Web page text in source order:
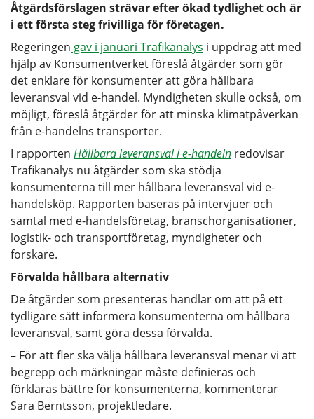
Åtgärdsförslagen strävar efter ökad tydlighet och är
i ett första steg frivilliga för företagen.
Regeringen gav i januari Trafikanalys i uppdrag att med
hjälp av Konsumentverket föreslå åtgärder som gör
det enklare för konsumenter att göra hållbara
leveransval vid e-handel. Myndigheten skulle också, om
möjligt, föreslå åtgärder för att minska klimatpåverkan
från e-handelns transporter.
I rapporten Hållbara leveransval i e-handeln redovisar
Trafikanalys nu åtgärder som ska stödja
konsumenterna till mer hållbara leveransval vid e-
handelsköp. Rapporten baseras på intervjuer och
samtal med e-handelsföretag, branschorganisationer,
logistik- och transportföretag, myndigheter och
forskare.
Förvalda hållbara alternativ
De åtgärder som presenteras handlar om att på ett
tydligare sätt informera konsumenterna om hållbara
leveransval, samt göra dessa förvalda.
– För att fler ska välja hållbara leveransval menar vi att
begrepp och märkningar måste definieras och
förklaras bättre för konsumenterna, kommenterar
Sara Berntsson, projektledare.